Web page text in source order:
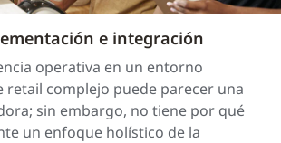
e integración
operativa en un entorno
retail complejo puede parecer una
sin embargo, no tiene por qué
un enfoque holístico de la